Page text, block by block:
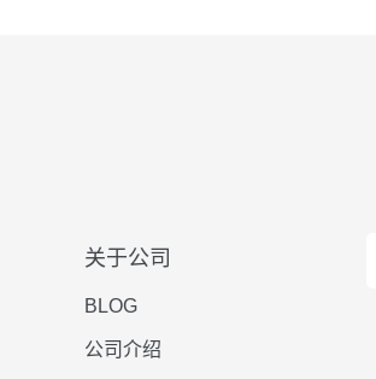
关于公司
BLOG
公司介绍